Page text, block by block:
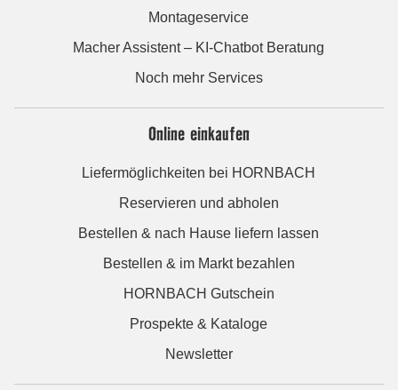
Montageservice
Macher Assistent – KI-Chatbot Beratung
Noch mehr Services
Online einkaufen
Liefermöglichkeiten bei HORNBACH
Reservieren und abholen
Bestellen & nach Hause liefern lassen
Bestellen & im Markt bezahlen
HORNBACH Gutschein
Prospekte & Kataloge
Newsletter